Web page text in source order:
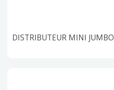
DISTRIBUTEUR MINI JUMBO